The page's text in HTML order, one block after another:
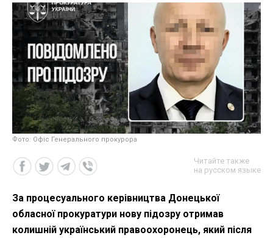
Фото: Офіс Генерального прокурора
Читайте также
на русском языке
За процесуального керівництва Донецької
обласної прокуратури нову підозру отримав
колишній український правоохоронець, який після